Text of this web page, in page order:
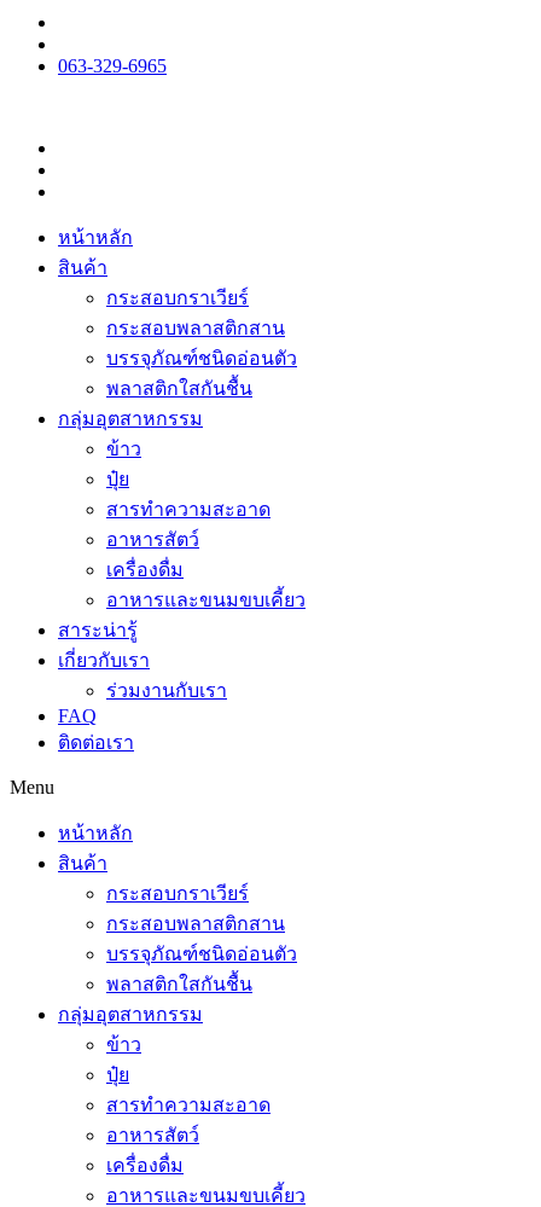
063-329-6965
หน้าหลัก
สินค้า
กระสอบกราเวียร์
กระสอบพลาสติกสาน
บรรจุภัณฑ์ชนิดอ่อนตัว
พลาสติกใสกันชื้น
กลุ่มอุตสาหกรรม
ข้าว
ปุ๋ย
สารทำความสะอาด
อาหารสัตว์
เครื่องดื่ม
อาหารและขนมขบเคี้ยว
สาระน่ารู้
เกี่ยวกับเรา
ร่วมงานกับเรา
FAQ
ติดต่อเรา
Menu
หน้าหลัก
สินค้า
กระสอบกราเวียร์
กระสอบพลาสติกสาน
บรรจุภัณฑ์ชนิดอ่อนตัว
พลาสติกใสกันชื้น
กลุ่มอุตสาหกรรม
ข้าว
ปุ๋ย
สารทำความสะอาด
อาหารสัตว์
เครื่องดื่ม
อาหารและขนมขบเคี้ยว